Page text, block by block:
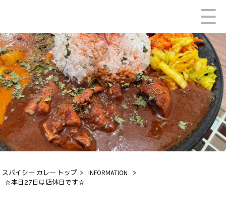
スパイシー カレー トップ > INFORMATION
>
☆本日27日は店休日です☆